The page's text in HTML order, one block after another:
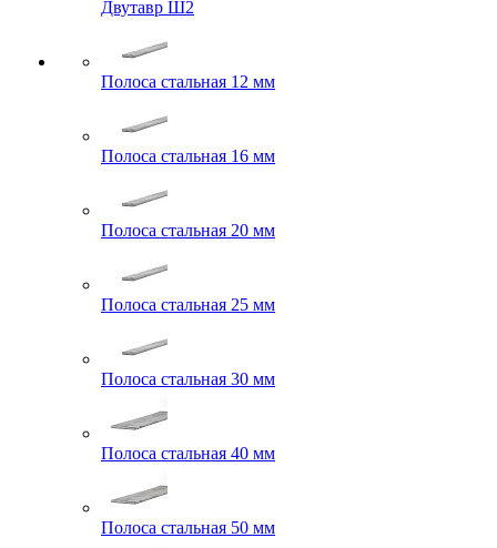
Двутавр Ш2
Полоса стальная 12 мм
Полоса стальная 16 мм
Полоса стальная 20 мм
Полоса стальная 25 мм
Полоса стальная 30 мм
Полоса стальная 40 мм
Полоса стальная 50 мм